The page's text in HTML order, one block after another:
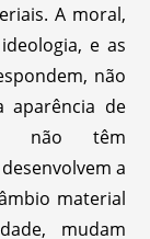
A moral,
e as
não
aparência de
não têm
a
material
mudam